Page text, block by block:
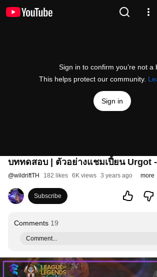
Sign in to confirm you’re not a
This helps protect our community.
Sign in
บททดสอบ | ตัวอย่างแชมเปี้ยน Urgot
@wildriftTH 182 likes 6K views 3 years ago more
Subscribe
Comments 19
Comment...